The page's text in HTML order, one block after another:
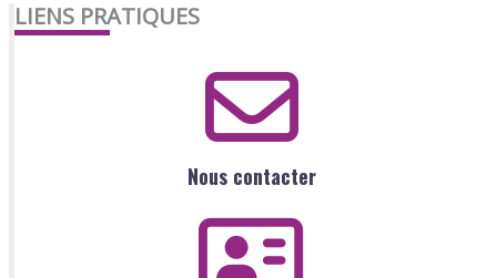
LIENS PRATIQUES
Nous contacter